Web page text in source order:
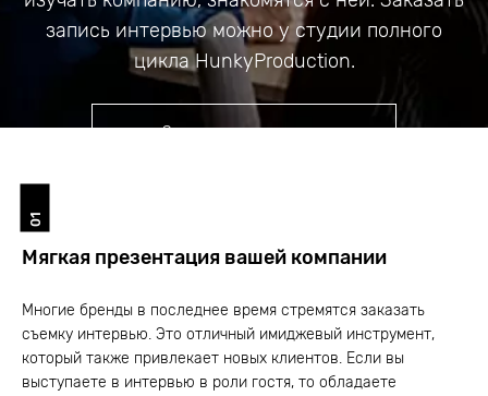
запись интервью можно у студии полного
цикла HunkyProduction.
Заказать видеоролик
01
Мягкая презентация вашей компании
Многие бренды в последнее время стремятся заказать
съемку интервью. Это отличный имиджевый инструмент,
который также привлекает новых клиентов. Если вы
выступаете в интервью в роли гостя, то обладаете